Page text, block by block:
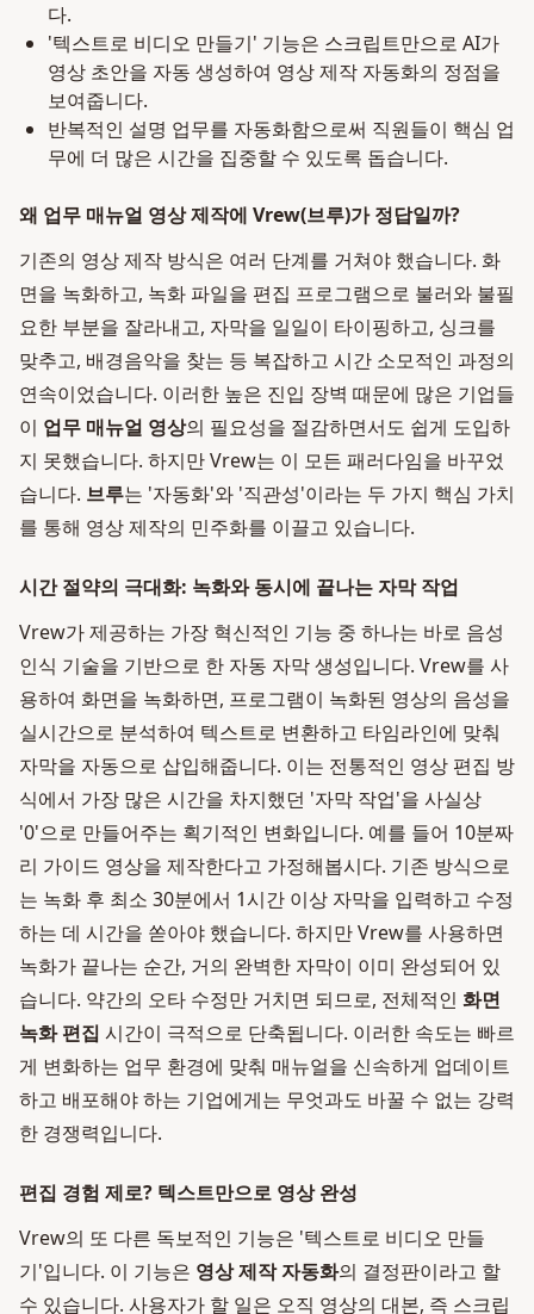
다.
'텍스트로 비디오 만들기' 기능은 스크립트만으로 AI가
영상 초안을 자동 생성하여 영상 제작 자동화의 정점을
보여줍니다.
반복적인 설명 업무를 자동화함으로써 직원들이 핵심 업
무에 더 많은 시간을 집중할 수 있도록 돕습니다.
왜 업무 매뉴얼 영상 제작에 Vrew(브루)가 정답일까?
기존의 영상 제작 방식은 여러 단계를 거쳐야 했습니다. 화
면을 녹화하고, 녹화 파일을 편집 프로그램으로 불러와 불필
요한 부분을 잘라내고, 자막을 일일이 타이핑하고, 싱크를
맞추고, 배경음악을 찾는 등 복잡하고 시간 소모적인 과정의
연속이었습니다. 이러한 높은 진입 장벽 때문에 많은 기업들
이 업무 매뉴얼 영상의 필요성을 절감하면서도 쉽게 도입하
지 못했습니다. 하지만 Vrew는 이 모든 패러다임을 바꾸었
습니다. 브루는 '자동화'와 '직관성'이라는 두 가지 핵심 가치
를 통해 영상 제작의 민주화를 이끌고 있습니다.
시간 절약의 극대화: 녹화와 동시에 끝나는 자막 작업
Vrew가 제공하는 가장 혁신적인 기능 중 하나는 바로 음성
인식 기술을 기반으로 한 자동 자막 생성입니다. Vrew를 사
용하여 화면을 녹화하면, 프로그램이 녹화된 영상의 음성을
실시간으로 분석하여 텍스트로 변환하고 타임라인에 맞춰
자막을 자동으로 삽입해줍니다. 이는 전통적인 영상 편집 방
식에서 가장 많은 시간을 차지했던 '자막 작업'을 사실상
'0'으로 만들어주는 획기적인 변화입니다. 예를 들어 10분짜
리 가이드 영상을 제작한다고 가정해봅시다. 기존 방식으로
는 녹화 후 최소 30분에서 1시간 이상 자막을 입력하고 수정
하는 데 시간을 쏟아야 했습니다. 하지만 Vrew를 사용하면
녹화가 끝나는 순간, 거의 완벽한 자막이 이미 완성되어 있
습니다. 약간의 오타 수정만 거치면 되므로, 전체적인 화면
녹화 편집 시간이 극적으로 단축됩니다. 이러한 속도는 빠르
게 변화하는 업무 환경에 맞춰 매뉴얼을 신속하게 업데이트
하고 배포해야 하는 기업에게는 무엇과도 바꿀 수 없는 강력
한 경쟁력입니다.
편집 경험 제로? 텍스트만으로 영상 완성
Vrew의 또 다른 독보적인 기능은 '텍스트로 비디오 만들
기'입니다. 이 기능은 영상 제작 자동화의 결정판이라고 할
수 있습니다. 사용자가 할 일은 오직 영상의 대본, 즉 스크립